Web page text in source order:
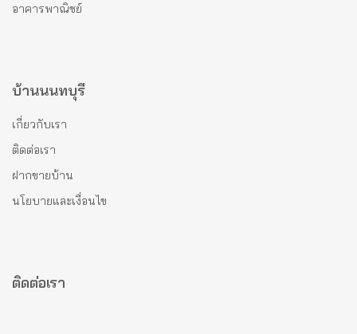
อาคารพาณิชย์
บ้านนนทบุรี
เกี่ยวกับเรา
ติดต่อเรา
ฝากขายบ้าน
นโยบายและเงื่อนไข
ติดต่อเรา